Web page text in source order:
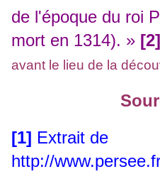
de l'époque du roi
mort en 1314). » [2]
avant le lieu de la
[1] Extrait de
http://